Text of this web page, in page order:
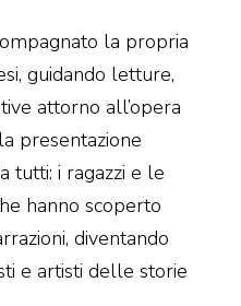
la propria
guidando letture,
attorno all’opera
presentazione
tutti: i ragazzi e le
hanno scoperto
diventando
e artisti delle storie